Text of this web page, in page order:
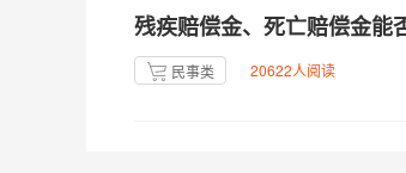
残疾赔偿金、死亡赔偿金能
民事类 20622人阅读